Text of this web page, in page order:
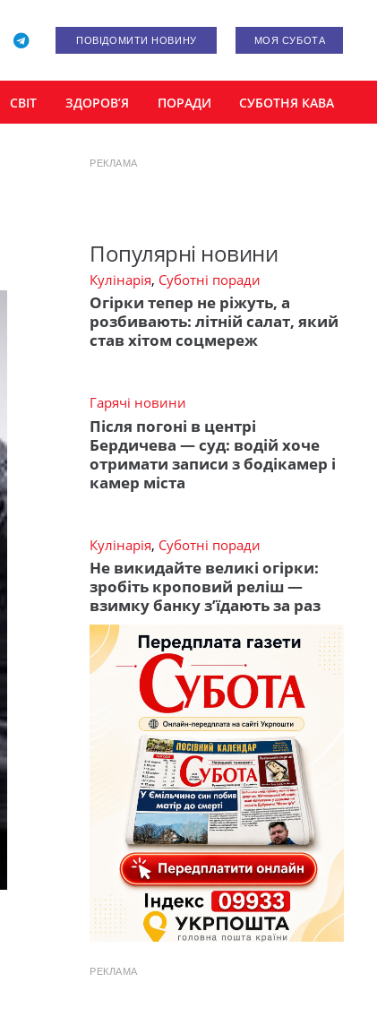
ПОВІДОМИТИ НОВИНУ МОЯ СУБОТА
СВІТ ЗДОРОВ’Я ПОРАДИ СУБОТНЯ КАВА
РЕКЛАМА
Популярні новини
Кулінарія, Суботні поради
Огірки тепер не ріжуть, а
розбивають: літній салат, який
став хітом соцмереж
Гарячі новини
Після погоні в центрі
Бердичева — суд: водій хоче
отримати записи з бодікамер і
камер міста
Кулінарія, Суботні поради
Не викидайте великі огірки:
зробіть кроповий реліш —
взимку банку з’їдають за раз
РЕКЛАМА